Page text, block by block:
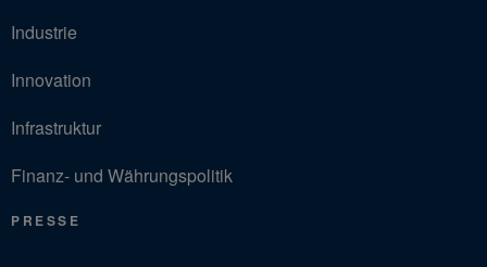
Industrie
Innovation
Infrastruktur
Finanz- und Währungspolitik
PRESSE